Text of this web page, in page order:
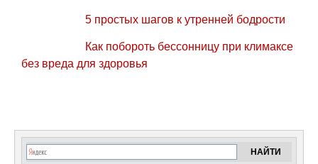
5 простых шагов к утренней бодрости
Как побороть бессонницу при климаксе
без вреда для здоровья